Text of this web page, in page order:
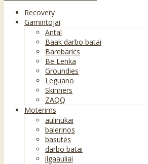
Recovery
Gamintojai
Antal
Baak darbo batai
Barebarics
Be Lenka
Groundies
Leguano
Skinners
ZAQQ
Moterims
aulinukai
balerinos
basutės
darbo batai
ilgaauliai